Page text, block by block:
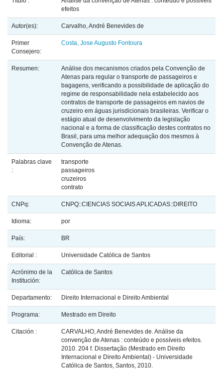
efeitos
Autor(es): Carvalho, André Benevides de
Primer
Consejero:
Costa, Jose Augusto Fontoura
Resumen:
Análise dos mecanismos criados pela Convenção de
Atenas para regular o transporte de passageiros e
bagagens, verificando a possibilidade de aplicação do
regime de responsabilidade nela estabelecido aos
contratos de transporte de passageiros em navios de
cruzeiro em águas jurisdicionais brasileiras. Verificar o
estágio atual de desenvolvimento da legislação
nacional e a forma de classificação destes contratos no
Brasil, para uma melhor adequação dos mesmos à
Convenção de Atenas.
Palabras clave
:
transporte
passageiros
cruzeiros
contrato
CNPq: CNPQ::CIENCIAS SOCIAIS APLICADAS::DIREITO
Idioma: por
País: BR
Editorial : Universidade Católica de Santos
Acrónimo de la
Institución:
Católica de Santos
Departamento: Direito Internacional e Direito Ambiental
Programa: Mestrado em Direito
Citación :
CARVALHO, André Benevides de. Análise da
convenção de Atenas : conteúdo e possíveis efeitos.
2010. 204 f. Dissertação (Mestrado em Direito
Internacional e Direito Ambiental) - Universidade
Católica de Santos, Santos, 2010.